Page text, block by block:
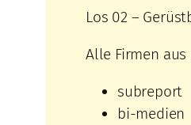
Los 02 –
Alle Firmen
subreport
bi-medien